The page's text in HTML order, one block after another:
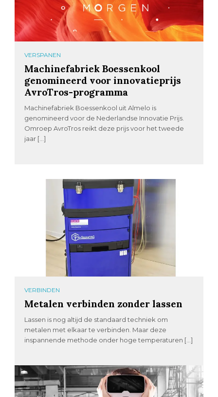
VERSPANEN
Machinefabriek Boessenkool
genomineerd voor innovatieprijs
AvroTros-programma
Machinefabriek Boessenkool uit Almelo is
genomineerd voor de Nederlandse Innovatie Prijs.
Omroep AvroTros reikt deze prijs voor het tweede
jaar […]
VERBINDEN
Metalen verbinden zonder lassen
Lassen is nog altijd de standaard techniek om
metalen met elkaar te verbinden. Maar deze
inspannende methode onder hoge temperaturen […]